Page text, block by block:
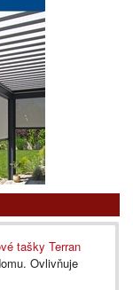
tašky Terran
Ovlivňuje